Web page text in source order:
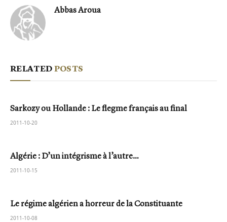
Abbas Aroua
RELATEDPOSTS
Sarkozy ou Hollande : Le flegme français au final
2011-10-20
Algérie : D’un intégrisme à l’autre…
2011-10-15
Le régime algérien a horreur de la Constituante
2011-10-08